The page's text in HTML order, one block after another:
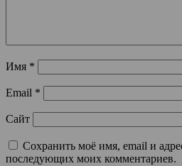
Имя *
Email *
Сайт
Сохранить моё имя, email и
последующих моих комментариев.